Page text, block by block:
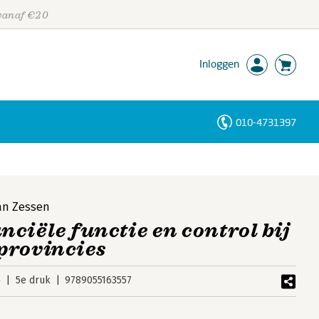
€20
Inloggen
010-4731397
Zessen
functie en control bij
5e druk 9789055163557
Personen